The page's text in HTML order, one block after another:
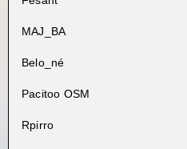
MAJ_BA
Belo_né
Pacitoo OSM
Rpirro